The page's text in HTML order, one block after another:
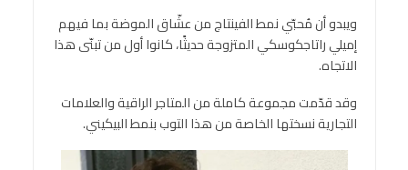
ويبدو أن مُحبّي نمط الفينتاج من عشّاق الموضة بما فيهم
إميلي راتاجكوسكي المتزوجة حديثًا، كانوا أول من تبنّى هذا
الاتجاه.
وقد قدّمت مجموعة كاملة من المتاجر الراقية والعلامات
التجارية نسختها الخاصة من هذا التوب بنمط البيكيني.